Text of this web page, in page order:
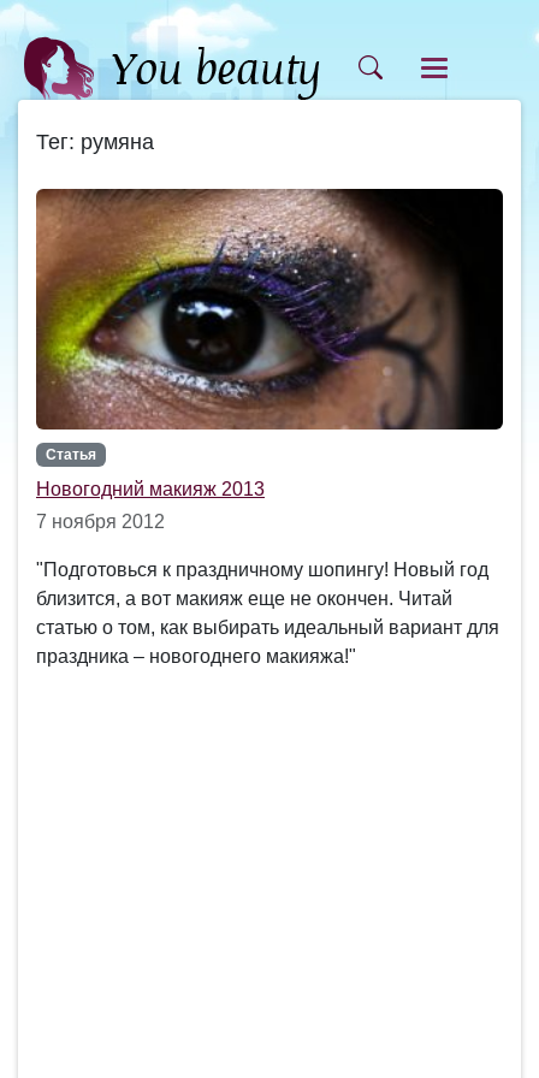
Тег: румяна
Статья
Новогодний макияж 2013
7 ноября 2012
"Подготовься к праздничному шопингу! Новый год
близится, а вот макияж еще не окончен. Читай
статью о том, как выбирать идеальный вариант для
праздника – новогоднего макияжа!"